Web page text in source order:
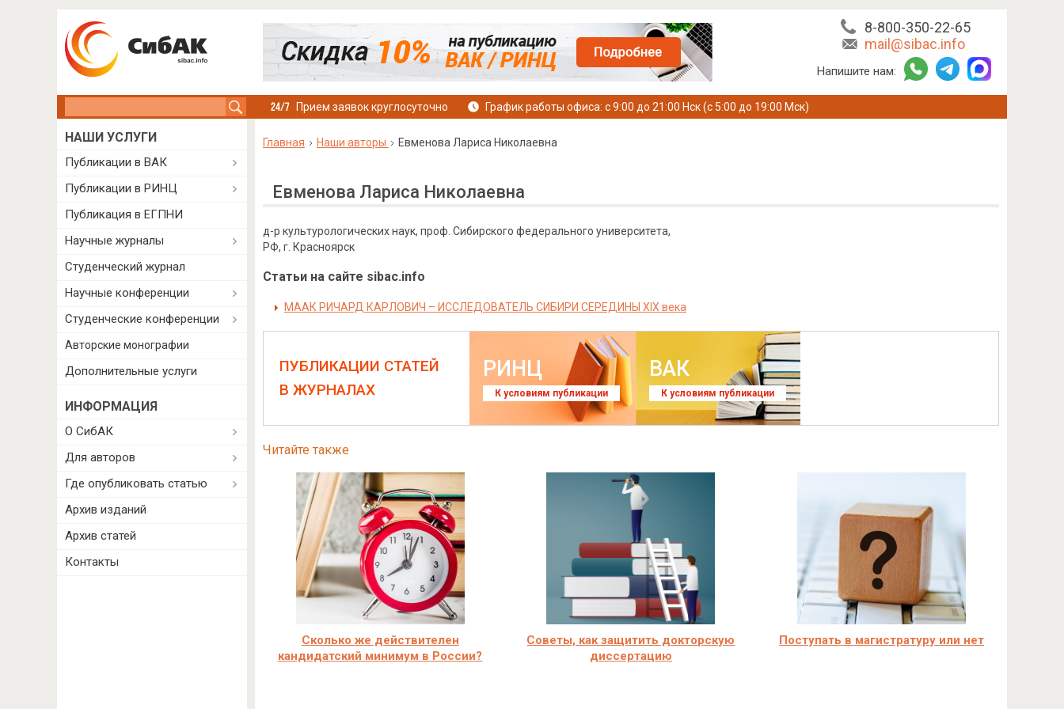
8-800-350-22-65
mail@sibac.info
Напишите нам:
Прием заявок круглосуточно График работы офиса: с 9:00 до 21:00 Нск (с 5:00 до 19:00 Мск)
Главная Наши авторы Евменова Лариса Николаевна
Евменова Лариса Николаевна
д-р культурологических наук, проф. Сибирского федерального университета,
РФ, г. Красноярск
Статьи на сайте sibac.info
МААК РИЧАРД КАРЛОВИЧ – ИССЛЕДОВАТЕЛЬ СИБИРИ СЕРЕДИНЫ XIX века
ПУБЛИКАЦИИ СТАТЕЙ
В ЖУРНАЛАХ
РИНЦ
К условиям публикации
ВАК
К условиям публикации
Читайте также
Сколько же действителен
кандидатский минимум в России?
Советы, как защитить докторскую
диссертацию
Поступать в магистратуру или нет
НАШИ УСЛУГИ
Публикации в ВАК
Публикации в РИНЦ
Публикация в ЕГПНИ
Научные журналы
Студенческий журнал
Научные конференции
Студенческие конференции
Авторские монографии
Дополнительные услуги
ИНФОРМАЦИЯ
О СибАК
Для авторов
Где опубликовать статью
Архив изданий
Архив статей
Контакты